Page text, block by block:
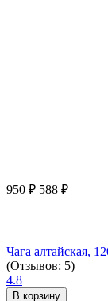
950 ₽ 588 ₽
Чага алтайская,
(Отзывов: 5)
4.8
В корзину